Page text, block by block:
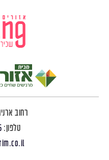
רחוב ארניה 32, תל
טלפון: